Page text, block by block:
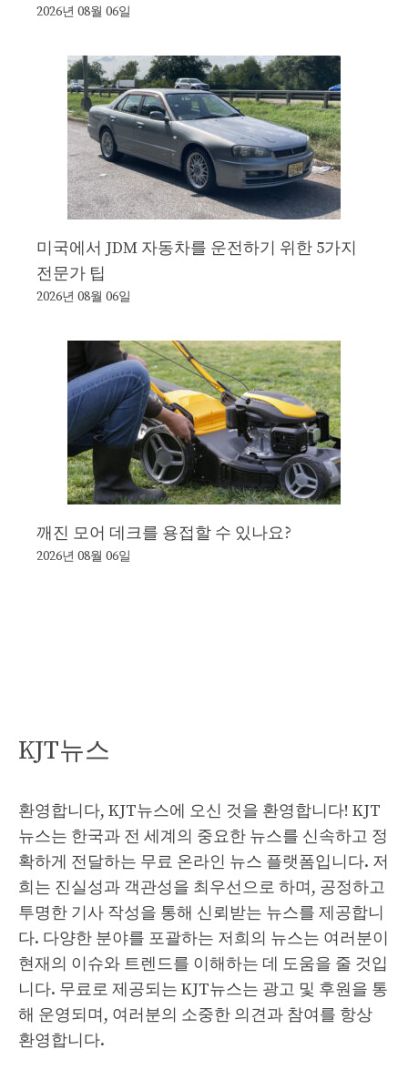
2026년 08월 06일
미국에서 JDM 자동차를 운전하기 위한 5가지
전문가 팁
2026년 08월 06일
깨진 모어 데크를 용접할 수 있나요?
2026년 08월 06일
KJT뉴스
환영합니다, KJT뉴스에 오신 것을 환영합니다! KJT
뉴스는 한국과 전 세계의 중요한 뉴스를 신속하고 정
확하게 전달하는 무료 온라인 뉴스 플랫폼입니다. 저
희는 진실성과 객관성을 최우선으로 하며, 공정하고
투명한 기사 작성을 통해 신뢰받는 뉴스를 제공합니
다. 다양한 분야를 포괄하는 저희의 뉴스는 여러분이
현재의 이슈와 트렌드를 이해하는 데 도움을 줄 것입
니다. 무료로 제공되는 KJT뉴스는 광고 및 후원을 통
해 운영되며, 여러분의 소중한 의견과 참여를 항상
환영합니다.